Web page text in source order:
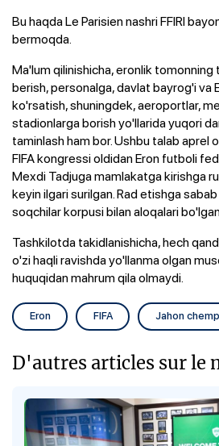
Bu haqda Le Parisien nashri FFIRI
bermoqda.
Ma'lum qilinishicha, eronlik tomonning
berish, personalga, davlat bayrog'i va
ko'rsatish, shuningdek, aeroportlar,
stadionlarga borish yo'llarida yuqori
taminlash ham bor. Ushbu talab aprel
FIFA kongressi oldidan Eron futboli
Mexdi Tadjuga mamlakatga kirishga
keyin ilgari surilgan. Rad etishga
soqchilar korpusi bilan aloqalari
Tashkilotda takidlanishicha, hech
o'zi haqli ravishda yo'llanma olgan
huquqidan mahrum qila olmaydi.
Eron FIFA Jahon
D'autres articles sur le